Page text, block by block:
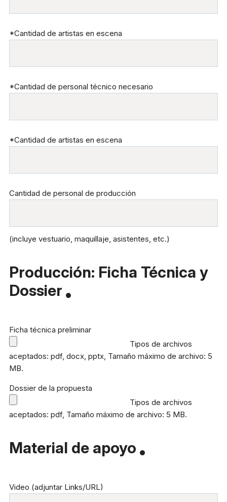
*Cantidad de artistas en escena
*Cantidad de personal técnico necesario
*Cantidad de artistas en escena
Cantidad de personal de producción
(incluye vestuario, maquillaje, asistentes, etc.)
Producción: Ficha Técnica y
Dossier
Ficha técnica preliminar
Tipos de archivos
aceptados: pdf, docx, pptx, Tamaño máximo de archivo: 5
MB.
Dossier de la propuesta
Tipos de archivos
aceptados: pdf, Tamaño máximo de archivo: 5 MB.
Material de apoyo
Video (adjuntar Links/URL)